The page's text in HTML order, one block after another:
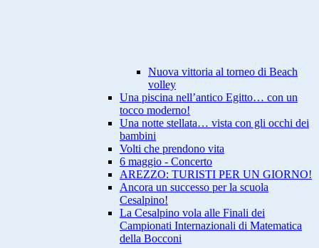
Nuova vittoria al torneo di Beach
volley
Una piscina nell’antico Egitto… con un
tocco moderno!
Una notte stellata… vista con gli occhi dei
bambini
Volti che prendono vita
6 maggio - Concerto
AREZZO: TURISTI PER UN GIORNO!
Ancora un successo per la scuola
Cesalpino!
La Cesalpino vola alle Finali dei
Campionati Internazionali di Matematica
della Bocconi